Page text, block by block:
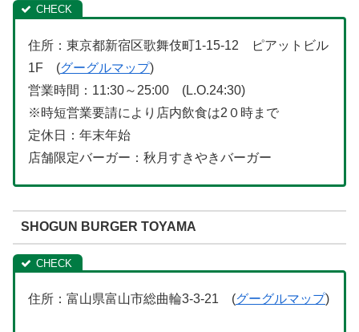
住所：東京都新宿区歌舞伎町1-15-12 ピアットビル
1F (グーグルマップ)
営業時間：11:30～25:00 (L.O.24:30)
※時短営業要請により店内飲食は2０時まで
定休日：年末年始
店舗限定バーガー：秋月すきやきバーガー
SHOGUN BURGER TOYAMA
住所：富山県富山市総曲輪3-3-21 (グーグルマップ)